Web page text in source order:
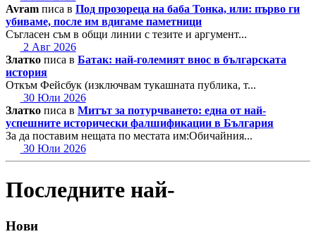
Avram писа в Под прозореца на баба Тонка, или: първо ги
убиваме, после им вдигаме паметници
Съгласен съм в общи линии с тезите и аргумент...
2 Авг 2026
Златко писа в Батак: най-големият внос в българската
история
Откъм Фейсбук (изключвам тукашната публика, т...
30 Юли 2026
Златко писа в Митът за потурчването: една от най-
успешните исторически фалшификации в България
За да поставим нещата по местата им:Обичайния...
30 Юли 2026
Последните най-
Нови